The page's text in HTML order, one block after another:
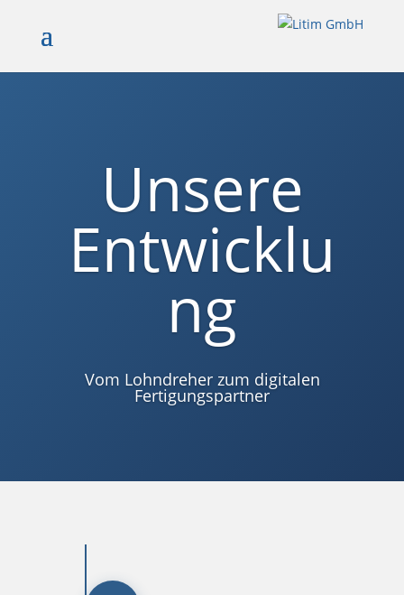
Unsere
Entwicklu
ng
Vom Lohndreher zum digitalen
Fertigungspartner